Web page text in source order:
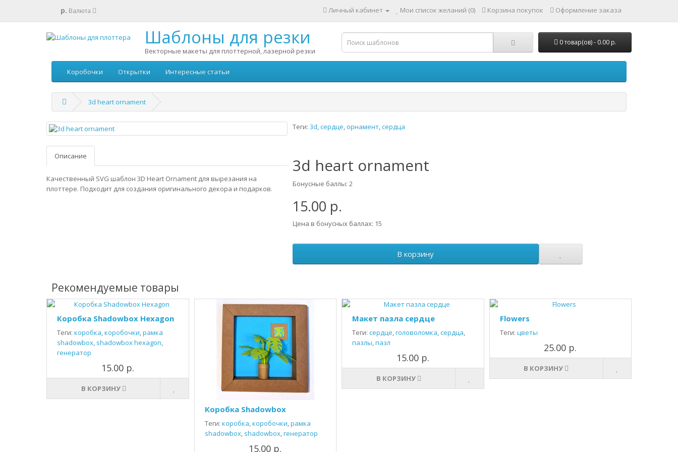
р. Валюта Личный кабинет Мои список желаний (0) Корзина покупок Оформление заказа
Шаблоны для резки
Векторные макеты для плоттерной, лазерной резки
0 товар(ов) - 0.00 р.
Коробочки Открытки Интересные статьи
3d heart ornament
Описание
Качественный SVG шаблон 3D Heart Ornament для вырезания на
плоттере. Подходит для создания оригинального декора и подарков.
Теги: 3d,сердце,орнамент,сердца
3d heart ornament
Бонусные баллы: 2
15.00 р.
Цена в бонусных баллах: 15
В корзину
Рекомендуемые товары
Коробка Shadowbox Hexagon
Теги: коробка,коробочки,рамка
shadowbox, shadowbox hexagon,
генератор
15.00 р.
В КОРЗИНУ
Коробка Shadowbox
Теги: коробка,коробочки,рамка
shadowbox, shadowbox,генератор
15.00 р.
Макет пазла сердце
Теги: сердце,головоломка,сердца,
пазлы,пазл
15.00 р.
В КОРЗИНУ
Flowers
Теги: цветы
25.00 р.
В КОРЗИНУ